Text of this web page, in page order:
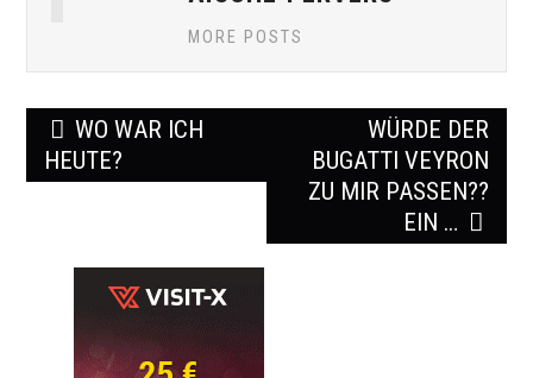
MORE POSTS
Post
navigation
WO WAR ICH
HEUTE?
WÜRDE DER
BUGATTI VEYRON
ZU MIR PASSEN??
EIN …